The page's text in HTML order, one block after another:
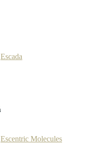
Escada
Escentric Molecules